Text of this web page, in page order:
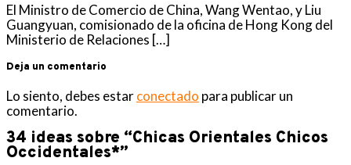
El Ministro de Comercio de China, Wang Wentao, y Liu
Guangyuan, comisionado de la oficina de Hong Kong del
Ministerio de Relaciones […]
Deja un comentario
Lo siento, debes estarconectado para publicar un
comentario.
34 ideas sobre “Chicas Orientales Chicos
Occidentales*”